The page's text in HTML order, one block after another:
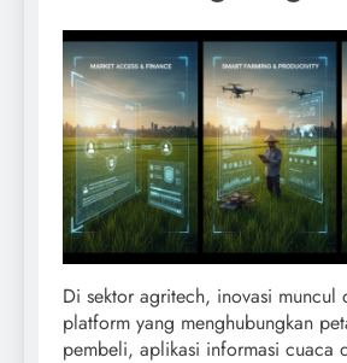
Di sektor agritech, inovasi muncul
platform yang menghubungkan
pembeli, aplikasi informasi cuaca